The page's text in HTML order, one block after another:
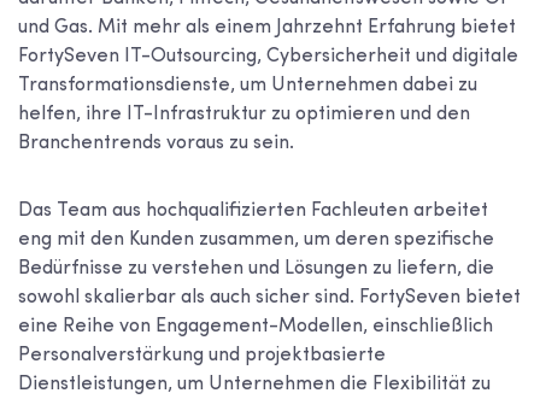
und Gas. Mit mehr als einem Jahrzehnt Erfahrung bietet
FortySeven IT-Outsourcing, Cybersicherheit und digitale
Transformationsdienste, um Unternehmen dabei zu
helfen, ihre IT-Infrastruktur zu optimieren und den
Branchentrends voraus zu sein.
Das Team aus hochqualifizierten Fachleuten arbeitet
eng mit den Kunden zusammen, um deren spezifische
Bedürfnisse zu verstehen und Lösungen zu liefern, die
sowohl skalierbar als auch sicher sind. FortySeven bietet
eine Reihe von Engagement-Modellen, einschließlich
Personalverstärkung und projektbasierte
Dienstleistungen, um Unternehmen die Flexibilität zu